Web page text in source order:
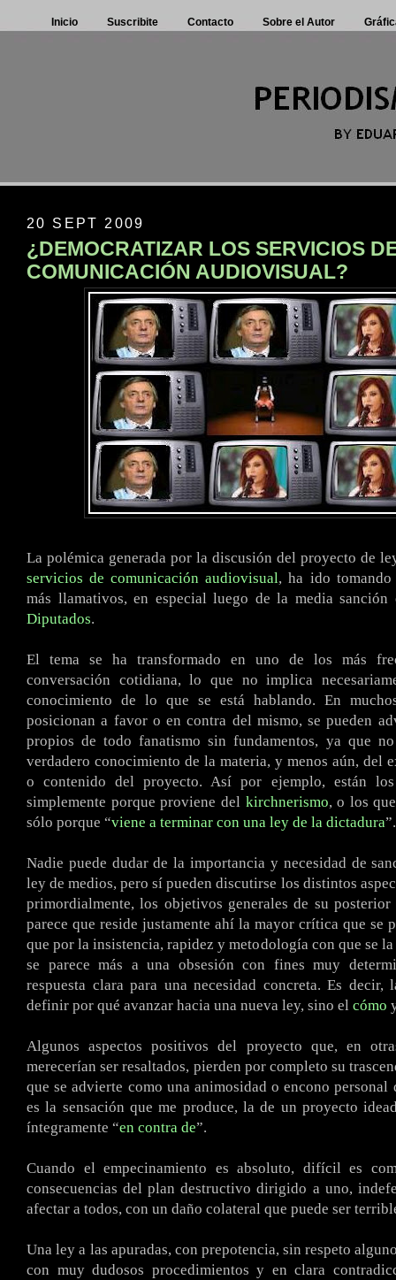
Inicio Suscribite Contacto Sobre el Autor
20 SEPT 2009
¿DEMOCRATIZAR LOS SERVICIOS
COMUNICACIÓN AUDIOVISUAL?
La polémica generada por la discusión del proyecto de
servicios de comunicación audiovisual, ha ido
más llamativos, en especial luego de la media
Diputados.
El tema se ha transformado en uno de los más
conversación cotidiana, lo que no implica
conocimiento de lo que se está hablando. En
posicionan a favor o en contra del mismo, se pueden
propios de todo fanatismo sin fundamentos, ya que
verdadero conocimiento de la materia, y menos aún, del
o contenido del proyecto. Así por ejemplo, están
simplemente porque proviene del kirchnerismo, o los
sólo porque “viene a terminar con una ley de la dictadura”.
Nadie puede dudar de la importancia y necesidad de
ley de medios, pero sí pueden discutirse los distintos
primordialmente, los objetivos generales de su
parece que reside justamente ahí la mayor crítica que se
que por la insistencia, rapidez y metodología con que se
se parece más a una obsesión con fines muy
respuesta clara para una necesidad concreta. Es decir,
definir por qué avanzar hacia una nueva ley, sino el cómo
Algunos aspectos positivos del proyecto que, en
merecerían ser resaltados, pierden por completo su
que se advierte como una animosidad o encono personal
es la sensación que me produce, la de un proyecto
íntegramente “en contra de”.
Cuando el empecinamiento es absoluto, difícil es
consecuencias del plan destructivo dirigido a uno,
afectar a todos, con un daño colateral que puede ser
Una ley a las apuradas, con prepotencia, sin respeto
con muy dudosos procedimientos y en clara